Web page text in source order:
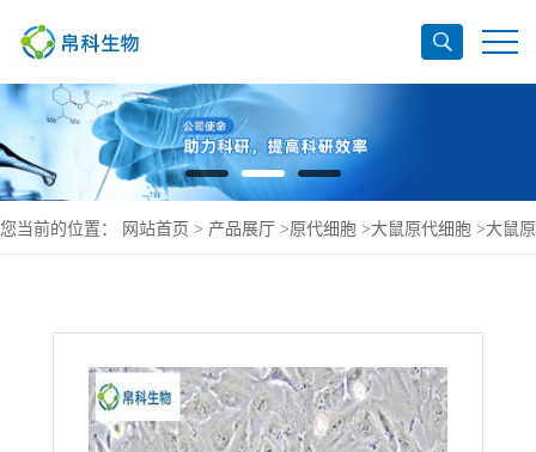
您当前的位置： 网站首页 > 产品展厅 >原代细胞 >大鼠原代细胞 >大鼠原